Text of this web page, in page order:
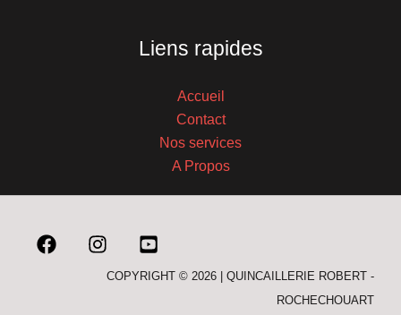
Liens rapides
Accueil
Contact
Nos services
A Propos
COPYRIGHT © 2026 | QUINCAILLERIE ROBERT -
ROCHECHOUART